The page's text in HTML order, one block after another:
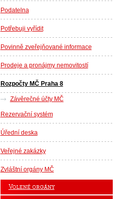
Podatelna
Potřebuji vyřídit
Povinně zveřejňované informace
Prodeje a pronájmy nemovitostí
Rozpočty MČ Praha 8
Závěrečné účty MČ
Rezervační systém
Úřední deska
Veřejné zakázky
Zvláštní orgány MČ
Volené orgány